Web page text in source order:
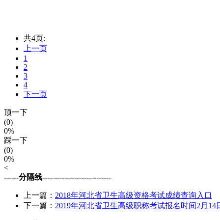
共4页:
上一页
1
2
3
4
下一页
顶一下
(0)
0%
踩一下
(0)
0%
<
------分隔线----------------------------
上一篇： 2018年河北省卫生高级资格考试成绩查询入口
下一篇： 2019年河北省卫生高级职称考试报名时间2月14